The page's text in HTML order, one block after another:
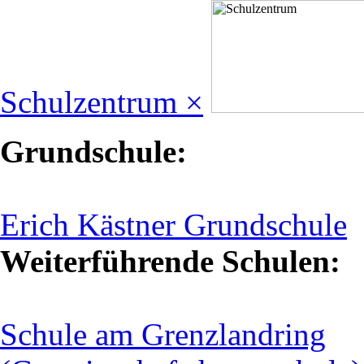
Schulzentrum ×
Grundschule:
Erich Kästner Grundschule
Weiterführende Schulen:
Schule am Grenzlandring